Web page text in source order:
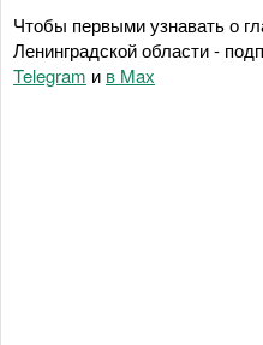
Чтобы первыми узнавать о
Ленинградской области -
Telegram и в Maх